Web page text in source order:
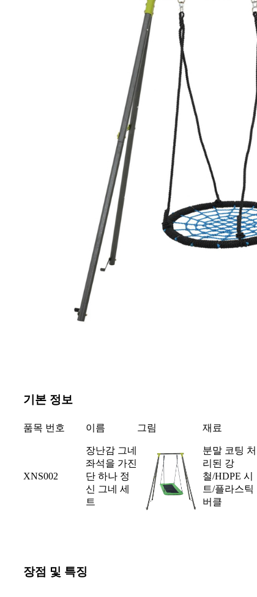
기본 정보
품목 번호 이름 그림 재료
XNS002
장난감 그네
좌석을 가진
단 하나 정
신 그네 세
트
분말 코팅 처
리된 강
철/HDPE 시
트/플라스틱
버클
장점 및 특징